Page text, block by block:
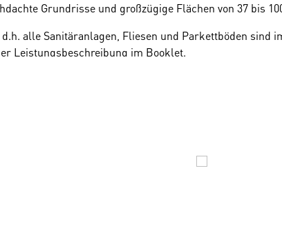
Grundrisse und großzügige Flächen von 37 bis
alle Sanitäranlagen, Fliesen und Parkettböden sind
Leistungsbeschreibung im Booklet.
in der hauseigenen Tiefgarage profitieren.